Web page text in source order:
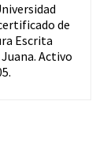
de
Escrita
Activo